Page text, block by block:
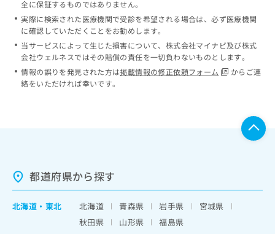
全に保証するものではありません。
実際に検索された医療機関で受診を希望される場合は、必ず医療機関
に確認していただくことをお勧めします。
当サービスによって生じた損害について、株式会社マイナビ及び株式
会社ウェルネスではその賠償の責任を一切負わないものとします。
情報の誤りを発見された方は掲載情報の修正依頼フォーム
からご連
絡をいただければ幸いです。
都道府県から探す
北海道 ・ 東北 北海道 青森県 岩手県
宮城県
秋田県
山形県
福島県